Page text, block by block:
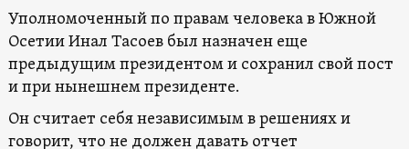
Уполномоченный по правам человека в Южной
Осетии Инал Тасоев был назначен еще
предыдущим президентом и сохранил свой пост
и при нынешнем президенте.
Он считает себя независимым в решениях и
говорит, что не должен давать отчет